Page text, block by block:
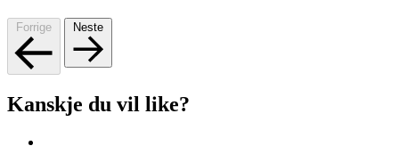
Forrige Neste
Kanskje du vil like?